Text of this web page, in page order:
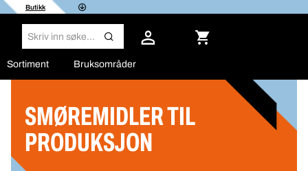
Butikk
Sortiment Bruksområder
SMØREMIDLER TIL
PRODUKSJON
Filter